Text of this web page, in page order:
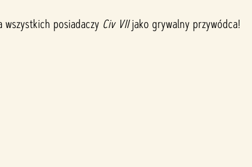
posiadaczy Civ VIIjako grywalny przywódca!